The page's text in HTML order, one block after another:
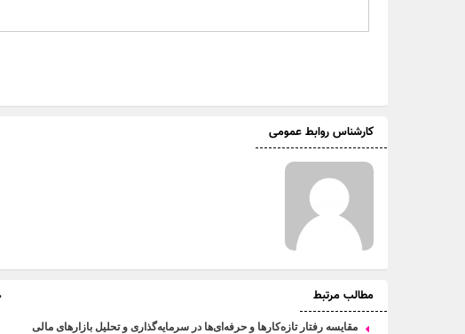
کارشناس روابط عمومی
مطالب مرتبط
مقایسه رفتار تازه‌کارها و حرفه‌ای‌ها در سرمایه‌گذاری و تحلیل بازارهای مالی